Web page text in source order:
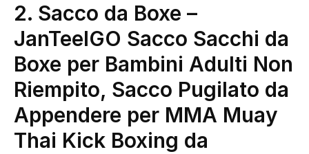
2. Sacco da Boxe –
JanTeelGO Sacco Sacchi da
Boxe per Bambini Adulti Non
Riempito, Sacco Pugilato da
Appendere per MMA Muay
Thai Kick Boxing da